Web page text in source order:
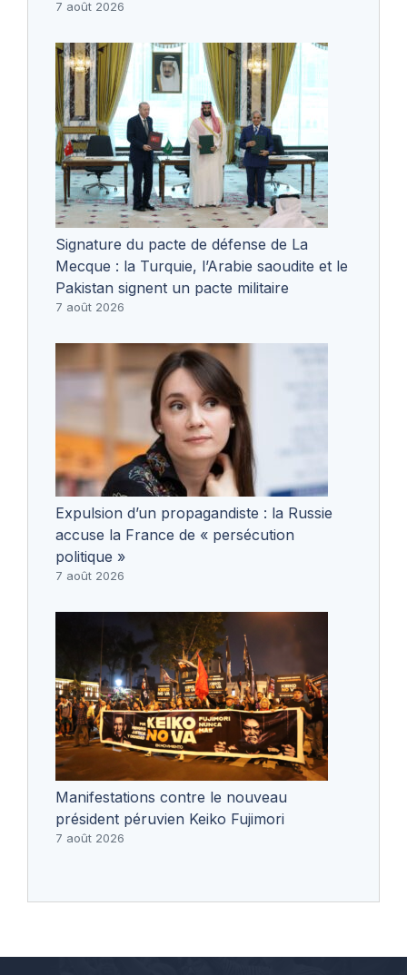
7 août 2026
Signature du pacte de défense de La
Mecque : la Turquie, l’Arabie saoudite et le
Pakistan signent un pacte militaire
7 août 2026
Expulsion d’un propagandiste : la Russie
accuse la France de « persécution
politique »
7 août 2026
Manifestations contre le nouveau
président péruvien Keiko Fujimori
7 août 2026